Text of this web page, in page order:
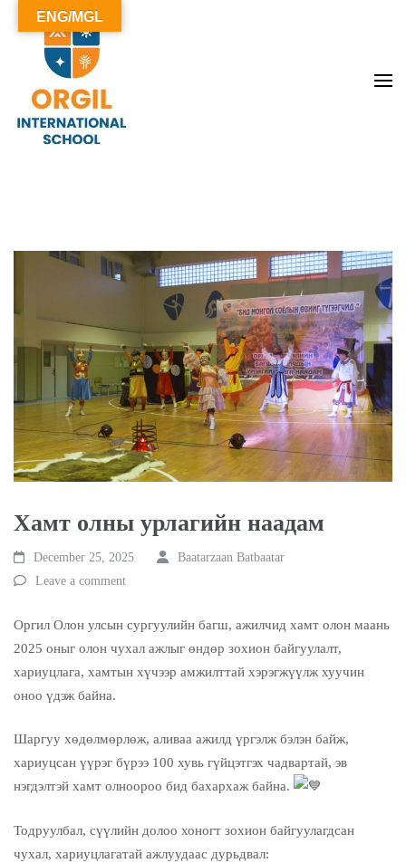
Хамт олны урлагийн наадам
December 25, 2025
Baatarzaan Batbaatar
Leave a comment
Оргил Олон улсын сургуулийн багш, ажилчид хамт олон маань
2025 оныг олон чухал ажлыг өндөр зохион байгуулалт,
хариуцлага, хамтын хүчээр амжилттай хэрэгжүүлж хуучин
оноо үдэж байна.
Шаргуу хөдөлмөрлөж, аливаа ажилд үргэлж бэлэн байж,
хариуцсан үүрэг бүрээ 100 хувь гүйцэтгэх чадвартай, эв
нэгдэлтэй хамт олноороо бид бахархаж байна.
Тодруулбал, сүүлийн долоо хоногт зохион байгуулагдсан
чухал, хариуцлагатай ажлуудаас дурьдвал:
ENG/MGL